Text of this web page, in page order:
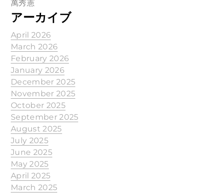
萬秀憲
アーカイブ
April 2026
March 2026
February 2026
January 2026
December 2025
November 2025
October 2025
September 2025
August 2025
July 2025
June 2025
May 2025
April 2025
March 2025